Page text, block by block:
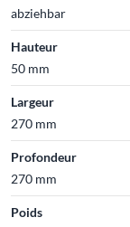
abziehbar
Hauteur
50 mm
Largeur
270 mm
Profondeur
270 mm
Poids